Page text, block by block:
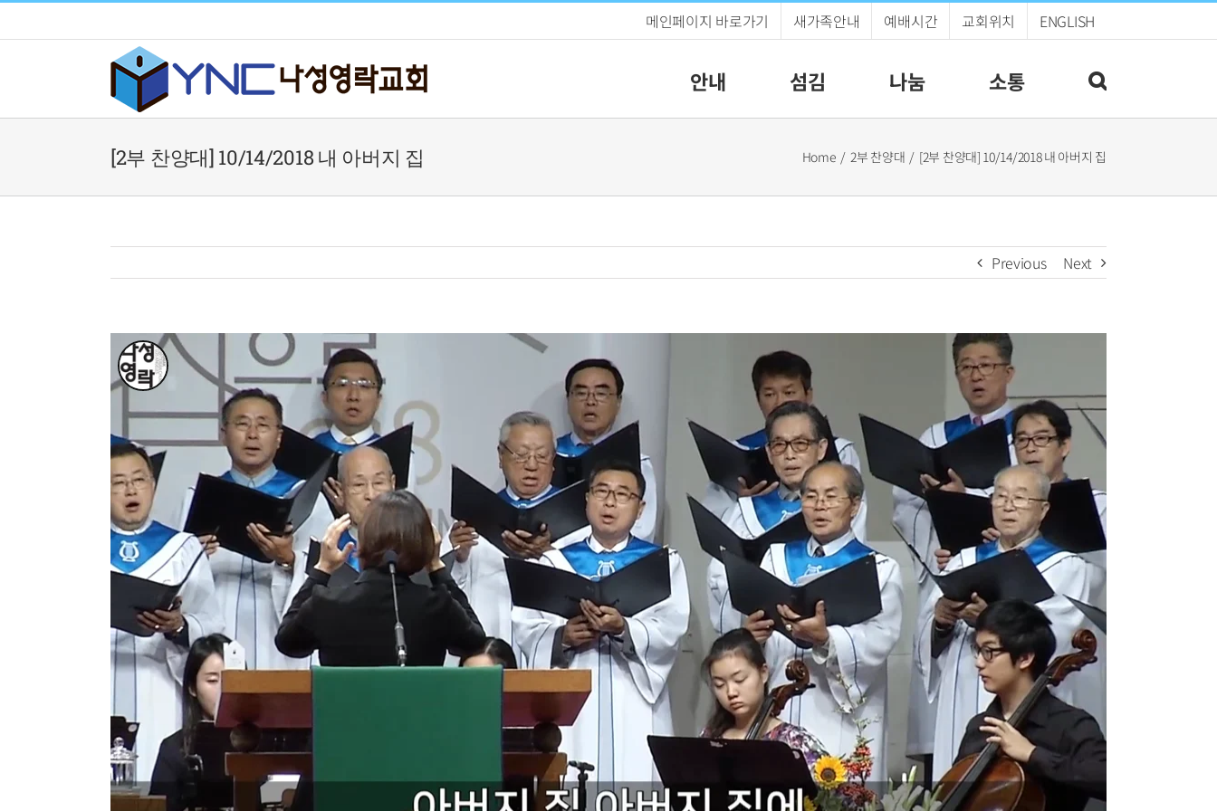
to
메인페이지 바로가기 새가족안내 예배시간 교회위치 ENGLISH
안내 섬김 나눔 소통
[2부 찬양대] 10/14/2018 내 아버지 집 Home 2부 찬양대 [2부 찬양대] 10/14/2018 내 아버지 집
Previous Next